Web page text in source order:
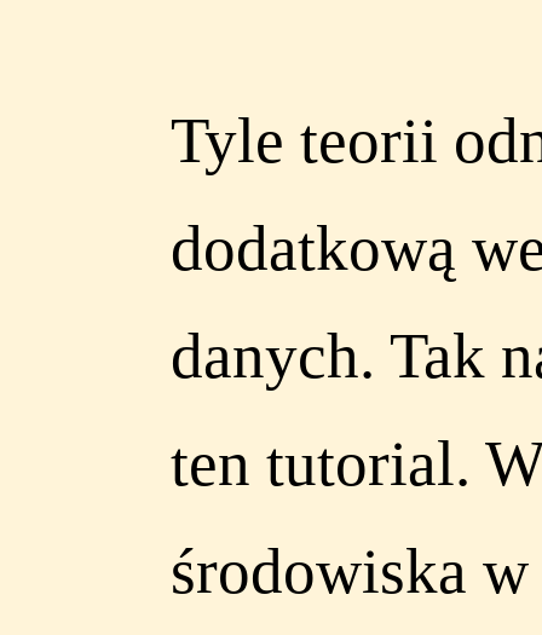
Tyle teorii
dodatkową
danych. Tak
ten tutorial.
środowiska